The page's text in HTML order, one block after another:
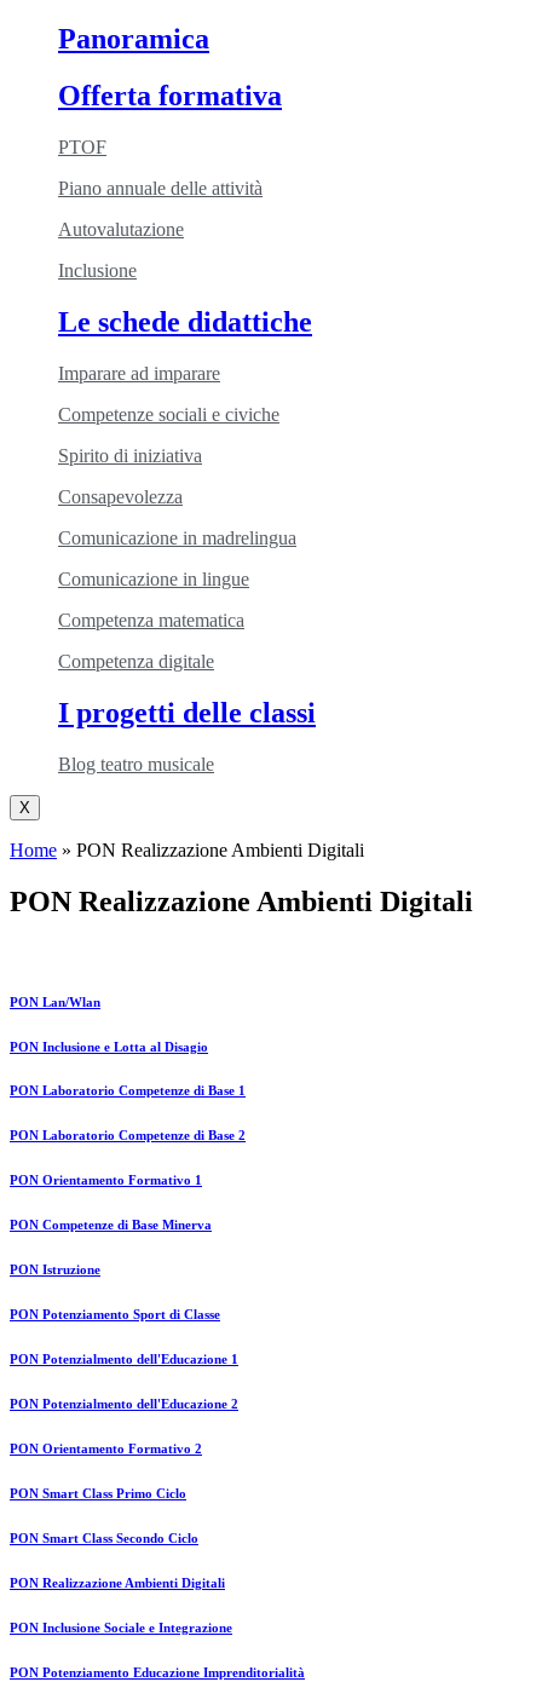
Panoramica
Offerta formativa
PTOF
Piano annuale delle attività
Autovalutazione
Inclusione
Le schede didattiche
Imparare ad imparare
Competenze sociali e civiche
Spirito di iniziativa
Consapevolezza
Comunicazione in madrelingua
Comunicazione in lingue
Competenza matematica
Competenza digitale
I progetti delle classi
Blog teatro musicale
X
Home » PON Realizzazione Ambienti Digitali
PON Realizzazione Ambienti Digitali
PON Lan/Wlan
PON Inclusione e Lotta al Disagio
PON Laboratorio Competenze di Base 1
PON Laboratorio Competenze di Base 2
PON Orientamento Formativo 1
PON Competenze di Base Minerva
PON Istruzione
PON Potenziamento Sport di Classe
PON Potenzialmento dell'Educazione 1
PON Potenzialmento dell'Educazione 2
PON Orientamento Formativo 2
PON Smart Class Primo Ciclo
PON Smart Class Secondo Ciclo
PON Realizzazione Ambienti Digitali
PON Inclusione Sociale e Integrazione
PON Potenziamento Educazione Imprenditorialità